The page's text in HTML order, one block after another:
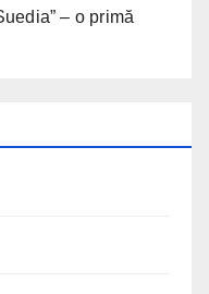
– o primă